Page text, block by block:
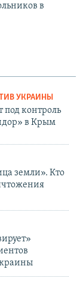
в
УКРАИНЫ
под контроль
в Крым
земли». Кто